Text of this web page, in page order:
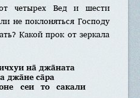
четырех Вед и шести
не поклоняться Господу
Какой прок от зеркала
на̄ джа̄ната
джа̄не са̄ра
сеи то сакали